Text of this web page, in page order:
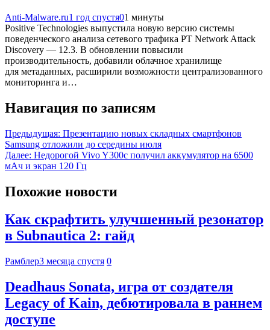
Anti-Malware.ru1 год спустя01 минуты
Positive Technologies выпустила новую версию системы
поведенческого анализа сетевого трафика PT Network Attack
Discovery — 12.3. В обновлении повысили
производительность, добавили облачное хранилище
для метаданных, расширили возможности централизованного
мониторинга и…
Навигация по записям
Предыдущая: Презентацию новых складных смартфонов
Samsung отложили до середины июля
Далее: Недорогой Vivo Y300c получил аккумулятор на 6500
мАч и экран 120 Гц
Похожие новости
Как скрафтить улучшенный резонатор
в Subnautica 2: гайд
Рамблер3 месяца спустя 0
Deadhaus Sonata, игра от создателя
Legacy of Kain, дебютировала в раннем
доступе